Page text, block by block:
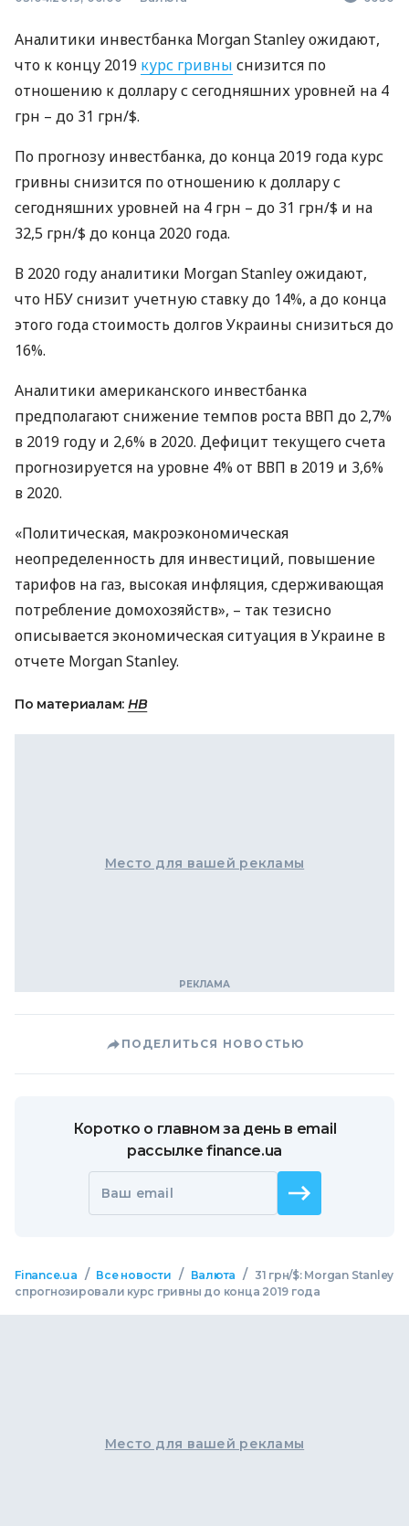
Аналитики инвестбанка Morgan Stanley ожидают,
что к концу 2019 курс гривны снизится по
отношению к доллару с сегодняшних уровней на 4
грн – до 31 грн/$.
По прогнозу инвестбанка, до конца 2019 года курс
гривны снизится по отношению к доллару с
сегодняшних уровней на 4 грн – до 31 грн/$ и на
32,5 грн/$ до конца 2020 года.
В 2020 году аналитики Morgan Stanley ожидают,
что НБУснизит учетную ставку до 14%, а до конца
этого года стоимость долгов Украины снизиться до
16%.
Аналитики американского инвестбанка
предполагают снижение темпов роста ВВП до 2,7%
в 2019 году и 2,6% в 2020. Дефицит текущего счета
прогнозируется на уровне 4% от ВВП в 2019 и 3,6%
в 2020.
«Политическая, макроэкономическая
неопределенность для инвестиций, повышение
тарифов на газ, высокая инфляция, сдерживающая
потребление домохозяйств», – так тезисно
описывается экономическая ситуация в Украине в
отчете Morgan Stanley.
По материалам: НВ
Место для вашей рекламы
ПОДЕЛИТЬСЯ НОВОСТЬЮ
Коротко о главном за день в email
рассылке finance.ua
Ваш email
Finance.ua / Все новости / Валюта /
31 грн/$: Morgan Stanley
спрогнозировали курс гривны до конца 2019 года
Место для вашей рекламы